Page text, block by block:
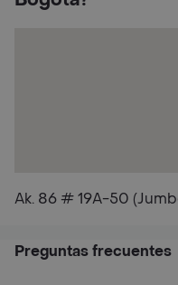
Ak. 86 # 19A-50
Preguntas frecuentes